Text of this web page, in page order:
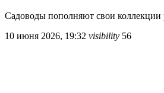
Садоводы пополняют свои коллекции
10 июня 2026, 19:32 visibility 56